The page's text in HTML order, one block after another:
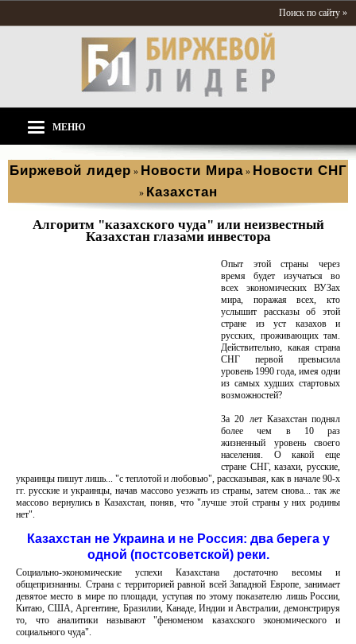
Поиск по сайту »
МЕНЮ
Биржевой лидер » Новости Мира » Новости СНГ
» Казахстан
Алгоритм "казахского чуда" или неизвестный
Казахстан глазами инвестора
Опыт этой страны через
время будет изучаться во
всех экономических ВУЗах
мира, поражая всех, кто
услышит рассказы об этой
стране из уст казахов и
русских, проживающих там.
Действительно, какая страна
СНГ первой превысила
уровень 1990 года, имея одни
из самых худших стартовых
возможностей?
За 20 лет Казахстан поднял
более чем в 10 раз
жизненный уровень своего
населения. О какой еще
стране СНГ, казахи, русские,
украинцы пишут лишь... "с теплотой и любовью", рассказывая, как в начале 90-х
гг. русские и украинцы, начав массово уезжать из страны, затем снова... так же
массово вернулись в Казахстан, поняв, что "лучше этой страны у них родины
нет".
Казахстан не Украина и не Россия: два берега у
одной (постсоветской) реки.
Социально-экономические успехи Казахстана достаточно весомы и
общепризнанны. Страна с территорией равной всей Западной Европе, занимает
девятое место в мире по площади, уступая по этому показателю лишь России,
Китаю, США, Аргентине, Бразилии, Канаде, Индии и Австралии, демонстрируя
то, что аналитики называют "феноменом казахского экономического и
социального чуда".